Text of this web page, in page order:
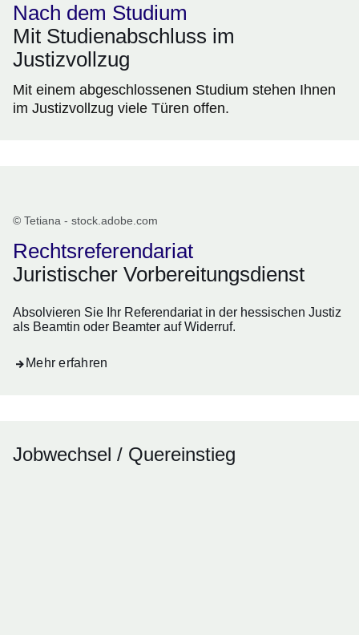
Nach dem Studium
Mit Studienabschluss im
Justizvollzug
Mit einem abgeschlossenen Studium stehen Ihnen
im Justizvollzug viele Türen offen.
© Tetiana - stock.adobe.com
Rechtsreferendariat
Juristischer Vorbereitungsdienst
Absolvieren Sie Ihr Referendariat in der hessischen Justiz
als Beamtin oder Beamter auf Widerruf.
Mehr erfahren
Jobwechsel / Quereinstieg